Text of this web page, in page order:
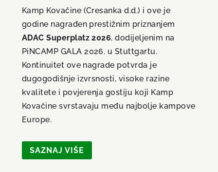
Kamp Kovačine (Cresanka d.d.) i ove je
godine nagrađen prestižnim priznanjem
ADAC Superplatz 2026, dodijeljenim na
PiNCAMP GALA 2026. u Stuttgartu.
Kontinuitet ove nagrade potvrda je
dugogodišnje izvrsnosti, visoke razine
kvalitete i povjerenja gostiju koji Kamp
Kovačine svrstavaju među najbolje kampove
Europe.
SAZNAJ VIŠE